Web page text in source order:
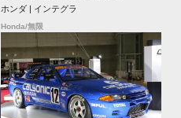
ホンダ | インテグラ
Honda/無限